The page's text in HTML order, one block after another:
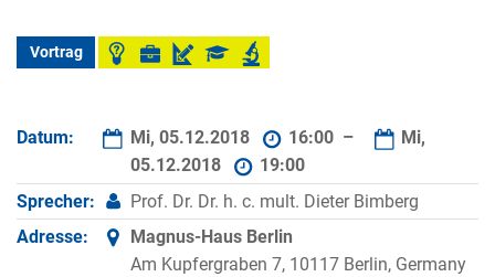
Vortrag
Datum: Mi, 05.12.2018 16:00 –
Mi,
05.12.2018
19:00
Sprecher:
Prof. Dr. Dr. h. c. mult. Dieter Bimberg
Adresse:
Magnus-Haus Berlin
Am Kupfergraben 7, 10117 Berlin, Germany